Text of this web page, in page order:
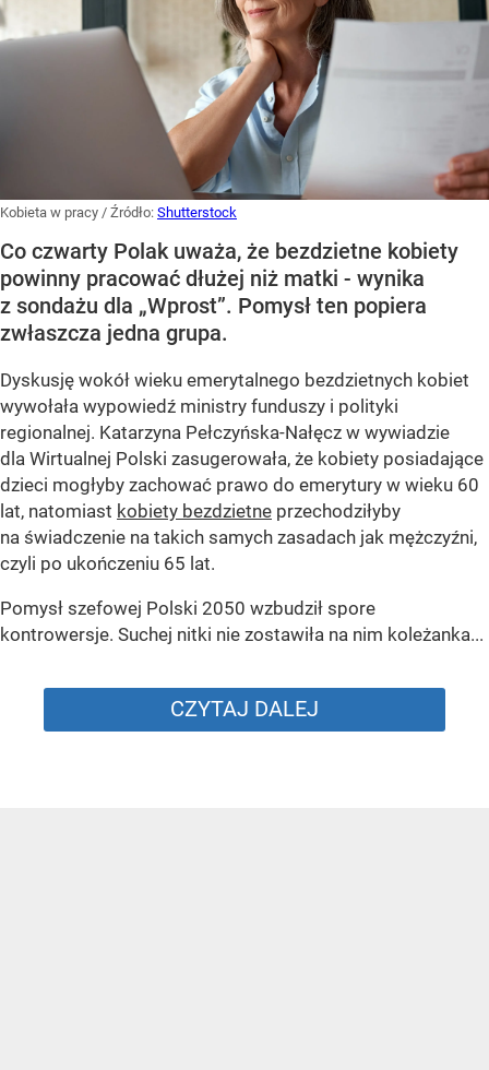
Kobieta w pracy / Źródło: Shutterstock
Co czwarty Polak uważa, że bezdzietne kobiety
powinny pracować dłużej niż matki - wynika
z sondażu dla „Wprost”. Pomysł ten popiera
zwłaszcza jedna grupa.
Dyskusję wokół wieku emerytalnego bezdzietnych kobiet
wywołała wypowiedź ministry funduszy i polityki
regionalnej. Katarzyna Pełczyńska-Nałęcz w wywiadzie
dla Wirtualnej Polski zasugerowała, że kobiety posiadające
dzieci mogłyby zachować prawo do emerytury w wieku 60
lat, natomiast kobiety bezdzietne przechodziłyby
na świadczenie na takich samych zasadach jak mężczyźni,
czyli po ukończeniu 65 lat.
Pomysł szefowej Polski 2050 wzbudził spore
kontrowersje. Suchej nitki nie zostawiła na nim koleżanka...
CZYTAJ DALEJ